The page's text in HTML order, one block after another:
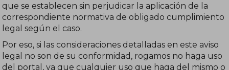
que se establecen sin perjudicar la aplicación de la
correspondiente normativa de obligado cumplimiento
legal según el caso.
Por eso, si las consideraciones detalladas en este aviso
legal no son de su conformidad, rogamos no haga uso
del portal, ya que cualquier uso que haga del mismo o